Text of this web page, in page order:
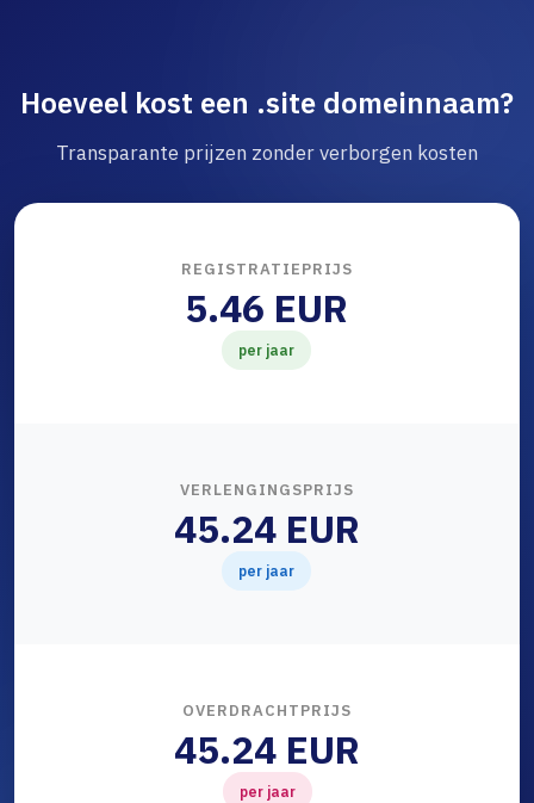
Hoeveel kost een .site domeinnaam?
Transparante prijzen zonder verborgen kosten
REGISTRATIEPRIJS
5.46 EUR
per jaar
VERLENGINGSPRIJS
45.24 EUR
per jaar
OVERDRACHTPRIJS
45.24 EUR
per jaar